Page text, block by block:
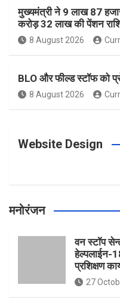
o
k
g
a
मुख्यमंत्री ने 9 लाख 87
करोड़ 32 लाख की पेंशन
8 August 2026
BLO और फील्ड स्टॉफ को
8 August 2026
Website Design
मनोरंजन
वन स्टॉप
हेल्पलाईन-
प्रशिक्षण
27